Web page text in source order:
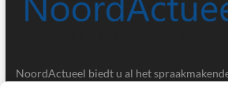
NoordActueel biedt u al het